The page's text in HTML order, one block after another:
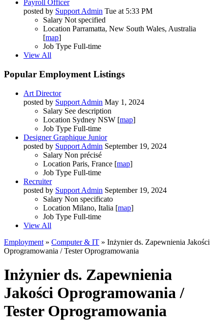
Payroll Officer
posted by Support Admin Tue at 5:33 PM
Salary Not specified
Location Parramatta, New South Wales, Australia
[map]
Job Type Full-time
View All
Popular Employment Listings
Art Director
posted by Support Admin May 1, 2024
Salary See description
Location Sydney NSW [map]
Job Type Full-time
Designer Graphique Junior
posted by Support Admin September 19, 2024
Salary Non précisé
Location Paris, France [map]
Job Type Full-time
Recruiter
posted by Support Admin September 19, 2024
Salary Non specificato
Location Milano, Italia [map]
Job Type Full-time
View All
Employment » Computer & IT » Inżynier ds. Zapewnienia Jakości
Oprogramowania / Tester Oprogramowania
Inżynier ds. Zapewnienia
Jakości Oprogramowania /
Tester Oprogramowania